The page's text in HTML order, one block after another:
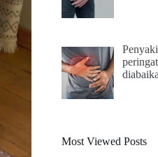
Most Viewed Posts